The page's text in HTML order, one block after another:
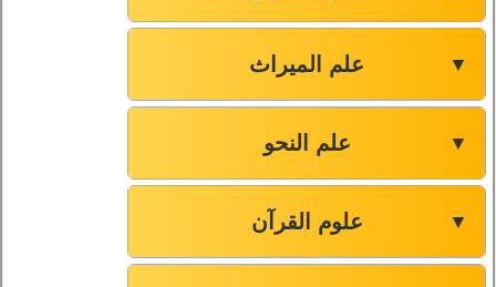
علم المیراث ▼
علم النحو ▼
علوم القرآن ▼